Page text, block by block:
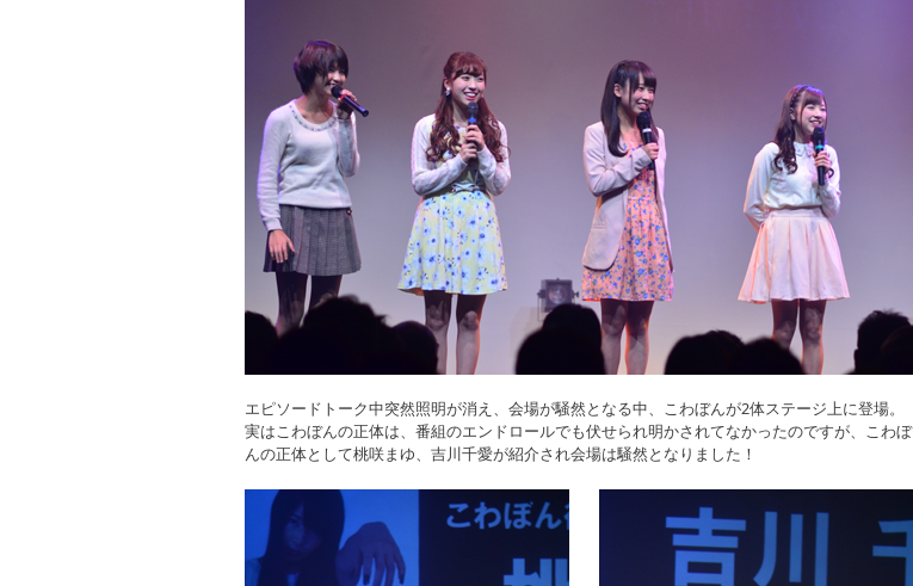
エピソードトーク中突然照明が消え、会場が騒然となる中、こわぼんが2体ステージ上に登場。
実はこわぼんの正体は、番組のエンドロールでも伏せられ明かされてなかったのですが、こわぼ
んの正体として桃咲まゆ、吉川千愛が紹介され会場は騒然となりました！